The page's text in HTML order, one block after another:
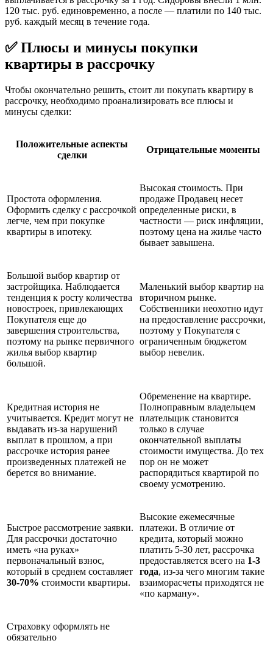
120 тыс. руб. единовременно, а после — платили по 140 тыс.
руб. каждый месяц в течение года.
✅ Плюсы и минусы покупки
квартиры в рассрочку
Чтобы окончательно решить, стоит ли покупать квартиру в
рассрочку, необходимо проанализировать все плюсы и
минусы сделки:
Положительные аспекты
сделки
Отрицательные моменты
Простота оформления.
Оформить сделку с рассрочкой
легче, чем при покупке
квартиры в ипотеку.
Высокая стоимость. При
продаже Продавец несет
определенные риски, в
частности — риск инфляции,
поэтому цена на жилье часто
бывает завышена.
Большой выбор квартир от
застройщика. Наблюдается
тенденция к росту количества
новостроек, привлекающих
Покупателя еще до
завершения строительства,
поэтому на рынке первичного
жилья выбор квартир
большой.
Маленький выбор квартир на
вторичном рынке.
Собственники неохотно идут
на предоставление рассрочки,
поэтому у Покупателя с
ограниченным бюджетом
выбор невелик.
Кредитная история не
учитывается. Кредит могут не
выдавать из-за нарушений
выплат в прошлом, а при
рассрочке история ранее
произведенных платежей не
берется во внимание.
Обременение на квартире.
Полноправным владельцем
плательщик становится
только в случае
окончательной выплаты
стоимости имущества. До тех
пор он не может
распорядиться квартирой по
своему усмотрению.
Быстрое рассмотрение заявки.
Для рассрочки достаточно
иметь «на руках»
первоначальный взнос,
который в среднем составляет
30-70% стоимости квартиры.
Высокие ежемесячные
платежи. В отличие от
кредита, который можно
платить 5-30 лет, рассрочка
предоставляется всего на 1-3
года, из-за чего многим такие
взаиморасчеты приходятся не
«по карману».
Страховку оформлять не
обязательно